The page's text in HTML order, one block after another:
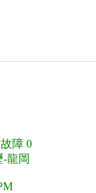
障 0
-龍岡